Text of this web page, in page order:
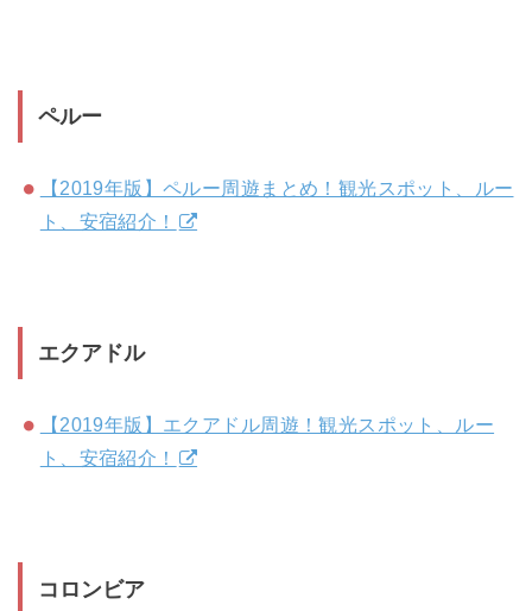
ペルー
【2019年版】ペルー周遊まとめ！観光スポット、ルー
ト、安宿紹介！
エクアドル
【2019年版】エクアドル周遊！観光スポット、ルー
ト、安宿紹介！
コロンビア